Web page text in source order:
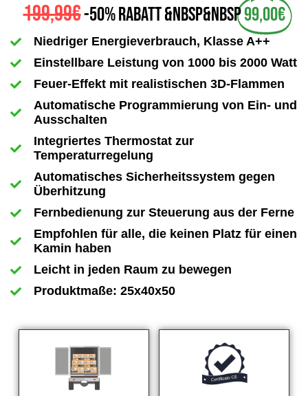
199,99€-50% Rabatt &nbsp&nbsp99,00€
Niedriger Energieverbrauch, Klasse A++
Einstellbare Leistung von 1000 bis 2000 Watt
Feuer-Effekt mit realistischen 3D-Flammen
Automatische Programmierung von Ein- und
Ausschalten
Integriertes Thermostat zur
Temperaturregelung
Automatisches Sicherheitssystem gegen
Überhitzung
Fernbedienung zur Steuerung aus der Ferne
Empfohlen für alle, die keinen Platz für einen
Kamin haben
Leicht in jeden Raum zu bewegen
Produktmaße: 25x40x50